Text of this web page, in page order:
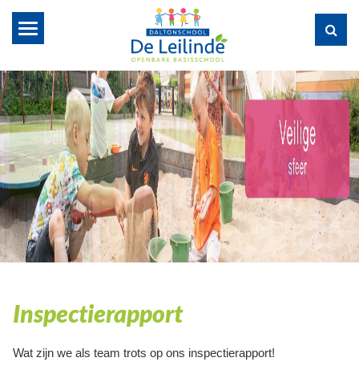
Toggle
navigation
Inspectierapport
Wat zijn we als team trots op ons inspectierapport!